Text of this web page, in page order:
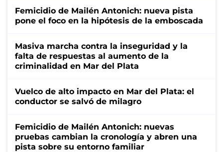
Femicidio de Mailén Antonich: nueva pista
pone el foco en la hipótesis de la emboscada
Masiva marcha contra la inseguridad y la
falta de respuestas al aumento de la
criminalidad en Mar del Plata
Vuelco de alto impacto en Mar del Plata: el
conductor se salvó de milagro
Femicidio de Mailén Antonich: nuevas
pruebas cambian la cronología y abren una
pista sobre su entorno familiar